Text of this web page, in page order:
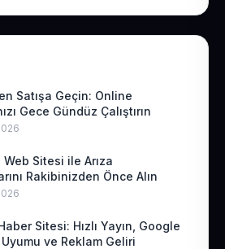
Satışa Geçin: Online
Gece Gündüz Çalıştırın
Sitesi ile Arıza
Rakibinizden Önce Alın
Sitesi: Hızlı Yayın, Google
ve Reklam Geliri